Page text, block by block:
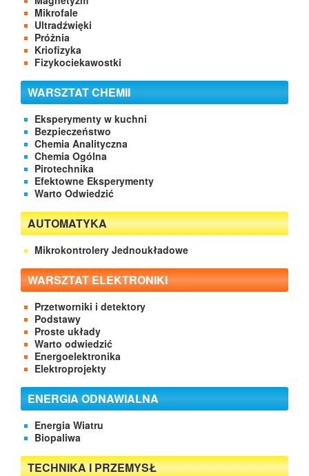
Mikrofale
Ultradźwięki
Próżnia
Kriofizyka
Fizykociekawostki
WARSZTAT CHEMII
Eksperymenty w kuchni
Bezpieczeństwo
Chemia Analityczna
Chemia Ogólna
Pirotechnika
Efektowne Eksperymenty
Warto Odwiedzić
AUTOMATYKA
Mikrokontrolery Jednoukładowe
WARSZTAT ELEKTRONIKI
Przetworniki i detektory
Podstawy
Proste układy
Warto odwiedzić
Energoelektronika
Elektroprojekty
ENERGIA ODNAWIALNA
Energia Wiatru
Biopaliwa
TECHNIKA I PRZEMYSŁ